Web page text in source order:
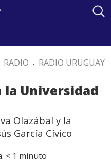
RADIO . RADIO URUGUAY
la Universidad
Olazábal y la
García Cívico
< 1 minuto